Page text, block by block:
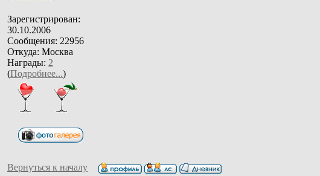
Зарегистрирован:
30.10.2006
Сообщения: 22956
Откуда: Москва
Награды: 2
(Подробнее...)
Вернуться к началу